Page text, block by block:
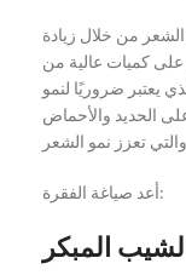
من خلال زيادة
على كميات عالية من
يعتبر ضروريًا لنمو
الحديد والأحماض
أعد صياغة الفقرة: